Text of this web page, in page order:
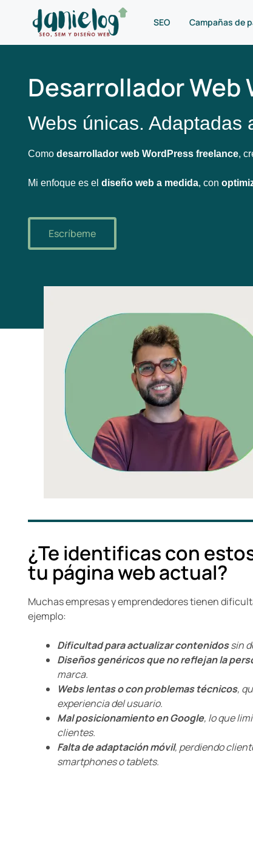
SEO Campañas de
Desarrollador Web
Webs únicas. Adaptadas
Como desarrollador web WordPress freelance,
Mi enfoque es el diseño web a medida, con
Escríbeme
¿Te identificas con
tu página web actual?
Muchas empresas y emprendedores tienen
ejemplo:
Dificultad para actualizar contenidossin
Diseños genéricos que no reflejan la
marca.
Webs lentas o con problemas técnicos,
experiencia del usuario.
Mal posicionamiento en Google, lo que
clientes.
Falta de adaptación móvil, perdiendo
smartphones o tablets.